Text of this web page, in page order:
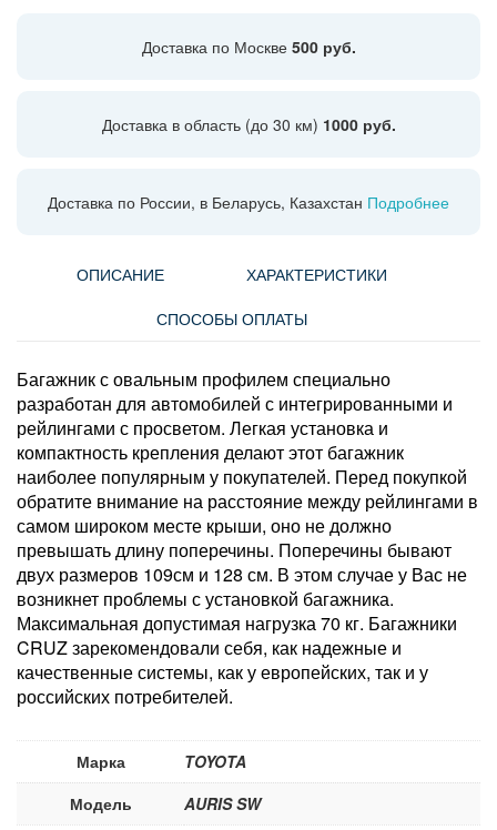
Доставка по Москве 500 руб.
Доставка в область (до 30 км) 1000 руб.
Доставка по России, в Беларусь, Казахстан Подробнее
ОПИСАНИЕ
ХАРАКТЕРИСТИКИ
СПОСОБЫ ОПЛАТЫ
Багажник с овальным профилем специально
разработан для автомобилей с интегрированными и
рейлингами с просветом. Легкая установка и
компактность крепления делают этот багажник
наиболее популярным у покупателей. Перед покупкой
обратите внимание на расстояние между рейлингами в
самом широком месте крыши, оно не должно
превышать длину поперечины. Поперечины бывают
двух размеров 109см и 128 см. В этом случае у Вас не
возникнет проблемы с установкой багажника.
Максимальная допустимая нагрузка 70 кг. Багажники
CRUZ зарекомендовали себя, как надежные и
качественные системы, как у европейских, так и у
российских потребителей.
Марка
TOYOTA
Модель
AURIS SW